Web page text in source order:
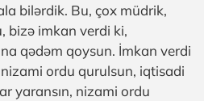
bilərdik. Bu, çox müdrik,
bizə imkan verdi ki,
qədəm qoysun. İmkan verdi
ordu qurulsun, iqtisadi
yaransın, nizami ordu